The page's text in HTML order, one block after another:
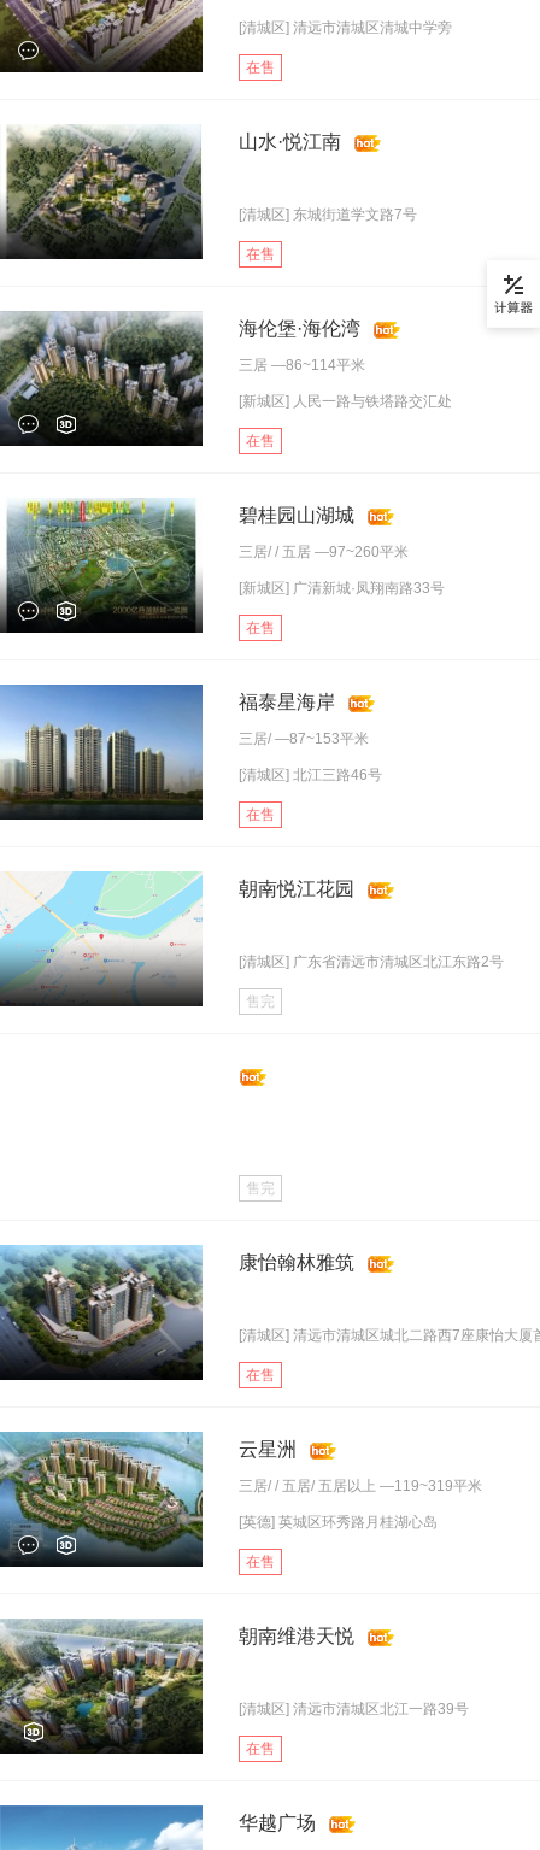
[清城区] 清远市清城区清城中学旁
在售
山水·悦江南
[清城区] 东城街道学文路7号
在售
海伦堡·海伦湾
三居 —86~114平米
[新城区] 人民一路与铁塔路交汇处
在售
碧桂园山湖城
三居/ / 五居 —97~260平米
[新城区] 广清新城·凤翔南路33号
在售
福泰星海岸
三居/ —87~153平米
[清城区] 北江三路46号
在售
朝南悦江花园
[清城区] 广东省清远市清城区北江东路2号
售完
售完
康怡翰林雅筑
[清城区] 清远市清城区城北二路西7座康怡大厦
在售
云星洲
三居/ / 五居/ 五居以上 —119~319平米
[英德] 英城区环秀路月桂湖心岛
在售
朝南维港天悦
[清城区] 清远市清城区北江一路39号
在售
华越广场